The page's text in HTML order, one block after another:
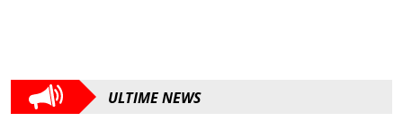
ULTIME NEWS